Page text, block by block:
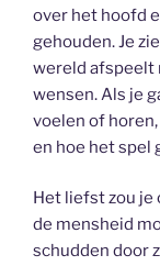
over het hoofd
gehouden. Je
wereld afspeelt
wensen. Als je
voelen of
en hoe het spel
Het liefst zou je
de mensheid
schudden door